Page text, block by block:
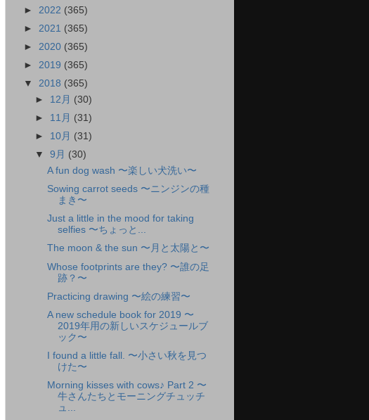
► 2022 (365)
► 2021 (365)
► 2020 (365)
► 2019 (365)
▼ 2018 (365)
► 12月 (30)
► 11月 (31)
► 10月 (31)
▼9月 (30)
A fun dog wash 〜楽しい犬洗い〜
Sowing carrot seeds 〜ニンジンの種
まき〜
Just a little in the mood for taking
selfies 〜ちょっと...
The moon & the sun 〜月と太陽と〜
Whose footprints are they? 〜誰の足
跡？〜
Practicing drawing 〜絵の練習〜
A new schedule book for 2019 〜
2019年用の新しいスケジュールブ
ック〜
I found a little fall. 〜小さい秋を見つ
けた〜
Morning kisses with cows♪ Part 2 〜
牛さんたちとモーニングチュッチ
ュ...